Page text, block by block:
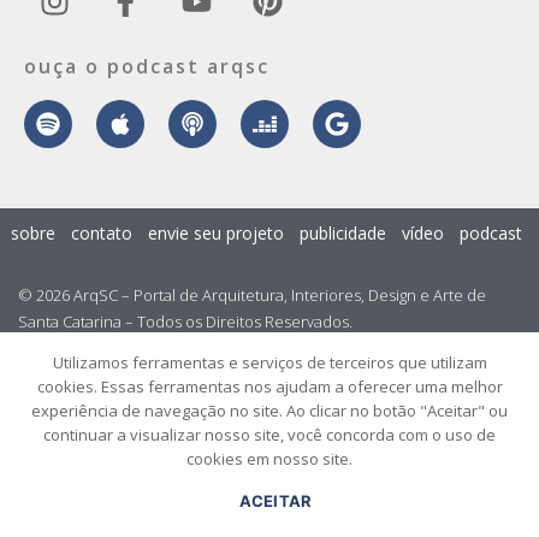
ouça o podcast arqsc
© 2026 ArqSC – Portal de Arquitetura, Interiores, Design e Arte de
Santa Catarina – Todos os Direitos Reservados.
sobre contato envie seu projeto publicidade vídeo podcast
Utilizamos ferramentas e serviços de terceiros que utilizam
cookies. Essas ferramentas nos ajudam a oferecer uma melhor
experiência de navegação no site. Ao clicar no botão "Aceitar" ou
continuar a visualizar nosso site, você concorda com o uso de
cookies em nosso site.
ACEITAR